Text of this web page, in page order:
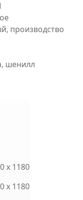
производство
шенилл
x 1180
x 1180